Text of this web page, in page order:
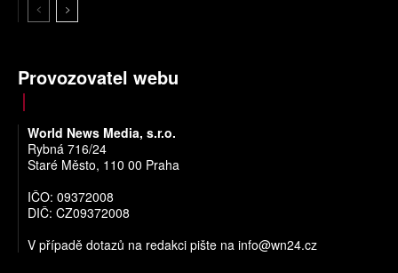
Provozovatel webu
World News Media, s.r.o.
Rybná 716/24
Staré Město, 110 00 Praha
IČO: 09372008
DIČ: CZ09372008
V případě dotazů na redakci pište na info@wn24.cz